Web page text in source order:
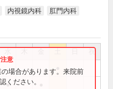
内視鏡内科 肛門内科
祝
●
場合があります。来院前
ください。